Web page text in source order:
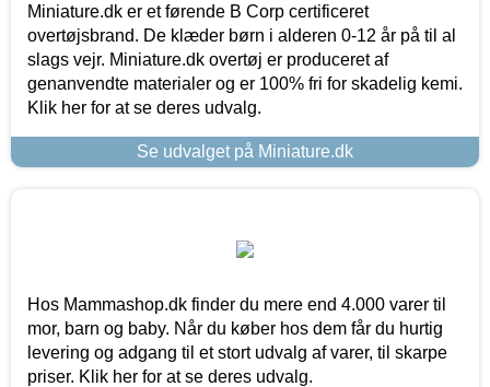
Miniature.dk er et førende B Corp certificeret
overtøjsbrand. De klæder børn i alderen 0-12 år på til al
slags vejr. Miniature.dk overtøj er produceret af
genanvendte materialer og er 100% fri for skadelig kemi.
Klik her for at se deres udvalg.
Se udvalget på Miniature.dk
Hos Mammashop.dk finder du mere end 4.000 varer til
mor, barn og baby. Når du køber hos dem får du hurtig
levering og adgang til et stort udvalg af varer, til skarpe
priser. Klik her for at se deres udvalg.